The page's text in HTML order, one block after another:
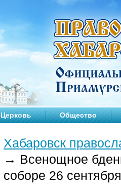
Церковь Общество
Хабаровск
→ Всенощное
соборе 26